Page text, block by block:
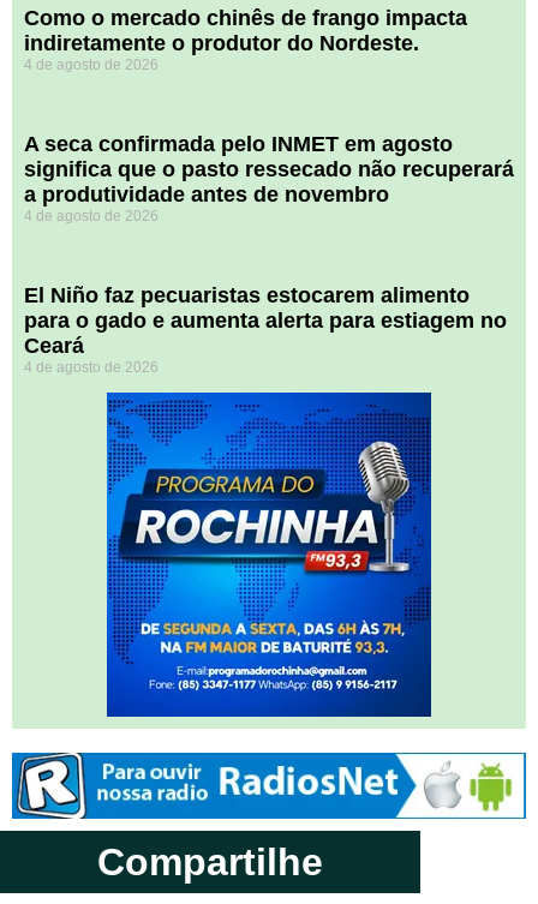
​Como o mercado chinês de frango impacta
indiretamente o produtor do Nordeste.
4 de agosto de 2026
A seca confirmada pelo INMET em agosto
significa que o pasto ressecado não recuperará
a produtividade antes de novembro
4 de agosto de 2026
El Niño faz pecuaristas estocarem alimento
para o gado e aumenta alerta para estiagem no
Ceará
4 de agosto de 2026
Compartilhe